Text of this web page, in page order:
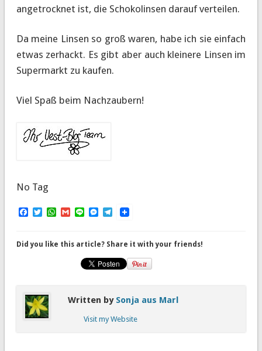
angetrocknet ist, die Schokolinsen darauf verteilen.
Da meine Linsen so groß waren, habe ich sie einfach
etwas zerhackt. Es gibt aber auch kleinere Linsen im
Supermarkt zu kaufen.
Viel Spaß beim Nachzaubern!
No Tag
Facebook
TwitterWhatsApp
Gmail
LineMessenger
Telegram
Did you like this article? Share it with your friends!
Written by Sonja aus Marl
Visit my Website